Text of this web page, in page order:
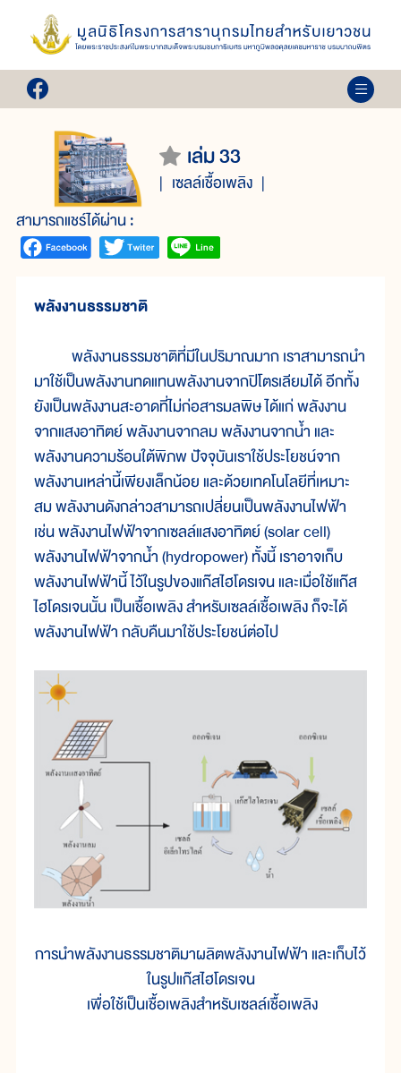
เล่ม 33
เซลล์เชื้อเพลิง
สามารถแชร์ได้ผ่าน :
พลังงานธรรมชาติ
พลังงานธรรมชาติที่มีในปริมาณมาก เราสามารถนำ
มาใช้เป็นพลังงานทดแทนพลังงานจากปิโตรเลียมได้ อีกทั้ง
ยังเป็นพลังงานสะอาดที่ไม่ก่อสารมลพิษ ได้แก่ พลังงาน
จากแสงอาทิตย์ พลังงานจากลม พลังงานจากน้ำ และ
พลังงานความร้อนใต้พิภพ ปัจจุบันเราใช้ประโยชน์จาก
พลังงานเหล่านี้เพียงเล็กน้อย และด้วยเทคโนโลยีที่เหมาะ
สม พลังงานดังกล่าวสามารถเปลี่ยนเป็นพลังงานไฟฟ้า
เช่น พลังงานไฟฟ้าจากเซลล์แสงอาทิตย์ (solar cell)
พลังงานไฟฟ้าจากน้ำ (hydropower) ทั้งนี้ เราอาจเก็บ
พลังงานไฟฟ้านี้ ไว้ในรูปของแก๊สไฮโดรเจน และเมื่อใช้แก๊ส
ไฮโดรเจนนั้น เป็นเชื้อเพลิง สำหรับเซลล์เชื้อเพลิง ก็จะได้
พลังงานไฟฟ้า กลับคืนมาใช้ประโยชน์ต่อไป
การนำพลังงานธรรมชาติมาผลิตพลังงานไฟฟ้า และเก็บไว้
ในรูปแก๊สไฮโดรเจน
เพื่อใช้เป็นเชื้อเพลิงสำหรับเซลล์เชื้อเพลิง